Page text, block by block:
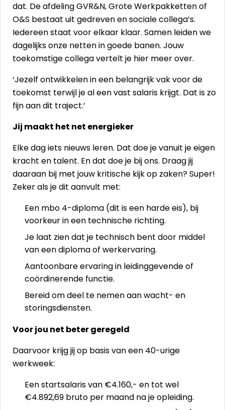
dat. De afdeling GVR&N, Grote Werkpakketten of
O&S bestaat uit gedreven en sociale collega’s.
Iedereen staat voor elkaar klaar. Samen leiden we
dagelijks onze netten in goede banen. Jouw
toekomstige collega vertelt je hier meer over.
‘Jezelf ontwikkelen in een belangrijk vak voor de
toekomst terwijl je al een vast salaris krijgt. Dat is zo
fijn aan dit traject.’
Jij maakt het net energieker
Elke dag iets nieuws leren. Dat doe je vanuit je eigen
kracht en talent. En dat doe je bij ons. Draag jij
daaraan bij met jouw kritische kijk op zaken? Super!
Zeker als je dit aanvult met:
Een mbo 4-diploma (dit is een harde eis), bij
voorkeur in een technische richting.
Je laat zien dat je technisch bent door middel
van een diploma of werkervaring.
Aantoonbare ervaring in leidinggevende of
coördinerende functie.
Bereid om deel te nemen aan wacht- en
storingsdiensten.
Voor jou net beter geregeld
Daarvoor krijg jij op basis van een 40-urige
werkweek:
Een startsalaris van €4.160,- en tot wel
€4.892,69 bruto per maand na je opleiding.